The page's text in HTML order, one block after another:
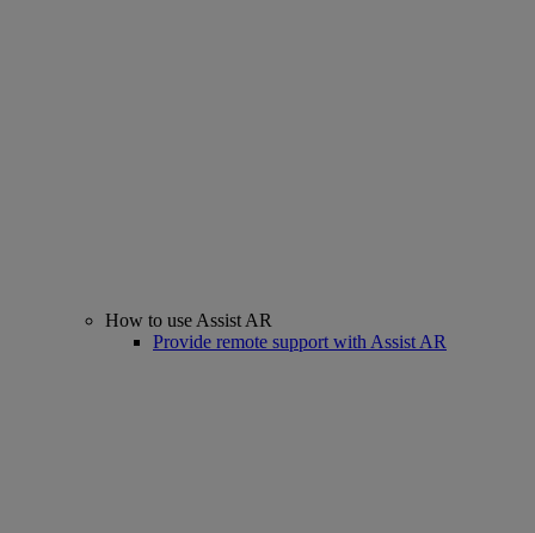
How to use Assist AR
Provide remote support with Assist AR